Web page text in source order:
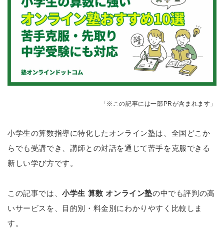
「※この記事には一部PRが含まれます」
小学生の算数指導に特化したオンライン塾は、全国どこか
らでも受講でき、講師との対話を通じて苦手を克服できる
新しい学び方です。
この記事では、小学生 算数 オンライン塾の中でも評判の高
いサービスを、目的別・料金別にわかりやすく比較しま
す。